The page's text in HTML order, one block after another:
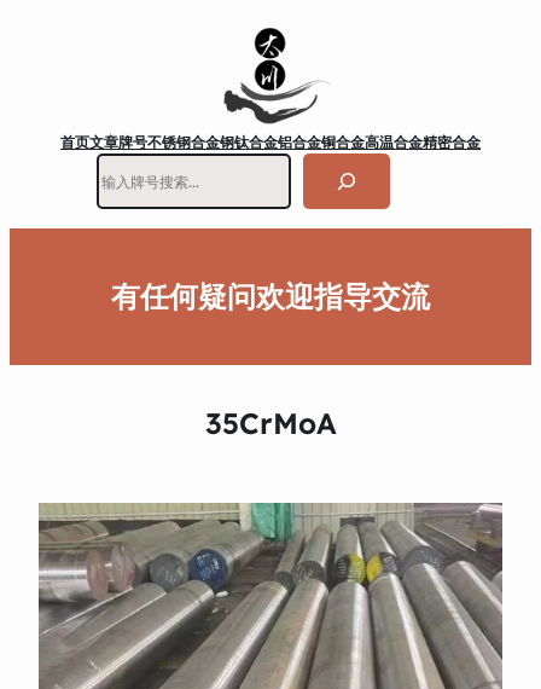
首页文章牌号不锈钢合金钢钛合金铝合金铜合金高温合金精密合金
有任何疑问欢迎指导交流
35CrMoA